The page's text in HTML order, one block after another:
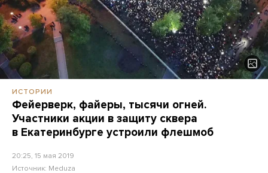
ИСТОРИИ
Фейерверк, файеры, тысячи огней.
Участники акции в защиту сквера
в Екатеринбурге устроили флешмоб
20:25, 15 мая 2019
Источник: Meduza